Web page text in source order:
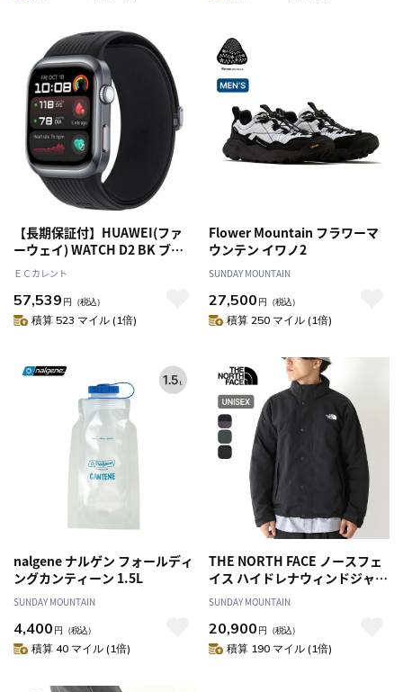
【長期保証付】HUAWEI(ファ
ーウェイ) WATCH D2 BK ブラ
ック自動血圧測定できるスマー
D2/BLACK
ＥＣカレント
57,539 円 （税込）
積算 523 マイル (1倍)
Flower Mountain フラワーマ
ウンテン イワノ2
SUNDAY MOUNTAIN
27,500 円 （税込）
積算 250 マイル (1倍)
nalgene ナルゲン フォールディ
ングカンティーン 1.5L
SUNDAY MOUNTAIN
4,400 円 （税込）
積算 40 マイル (1倍)
THE NORTH FACE ノースフェ
イス ハイドレナウィンドジャケ
ット ユニセックス
SUNDAY MOUNTAIN
20,900 円 （税込）
積算 190 マイル (1倍)